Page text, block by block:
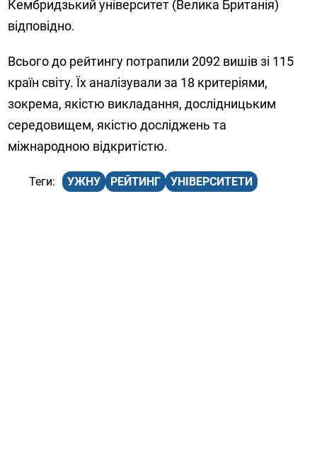
Кембридзький університет (Велика Британія)
відповідно.
Всього до рейтингу потрапили 2092 вишів зі 115
країн світу. Їх аналізували за 18 критеріями,
зокрема, якістю викладання, дослідницьким
середовищем, якістю досліджень та
міжнародною відкритістю.
УЖНУ РЕЙТИНГ УНІВЕРСИТЕТИ